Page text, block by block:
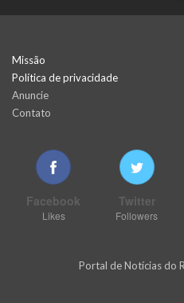
Missão
Política de privacidade
Anuncie
Contato
Facebook
Likes
Twitter
Followers
Portal de Notícias do